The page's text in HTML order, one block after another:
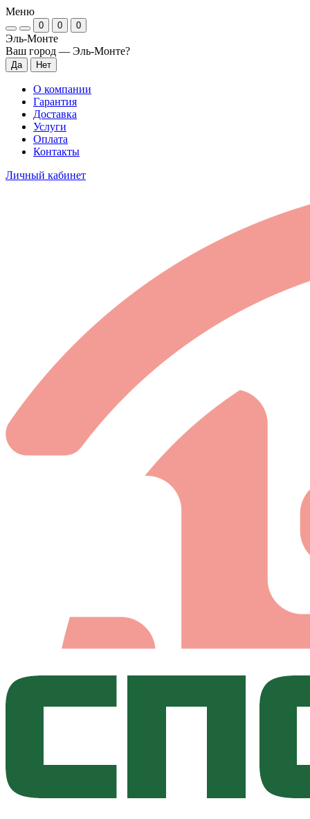
Меню
0 0 0
Эль-Монте
Ваш город — Эль-Монте?
О компании
Гарантия
Доставка
Услуги
Оплата
Контакты
Личный кабинет